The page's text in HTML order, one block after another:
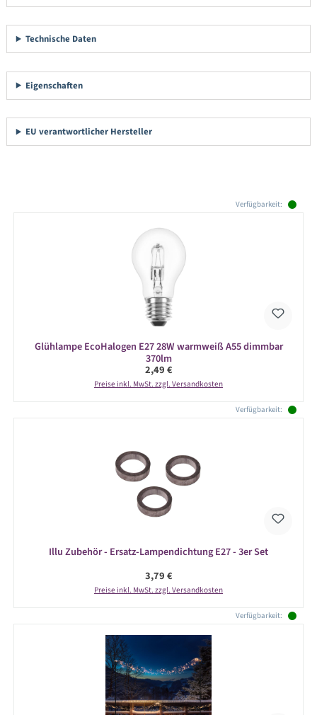
Technische Daten
Eigenschaften
EU verantwortlicher Hersteller
Verfügbarkeit:
Glühlampe EcoHalogen E27 28W warmweiß A55 dimmbar
370lm
Regulärer Preis:
2,49 €
Preise inkl. MwSt. zzgl. Versandkosten
Verfügbarkeit:
Illu Zubehör - Ersatz-Lampendichtung E27 - 3er Set
Regulärer Preis:
3,79 €
Preise inkl. MwSt. zzgl. Versandkosten
Verfügbarkeit: